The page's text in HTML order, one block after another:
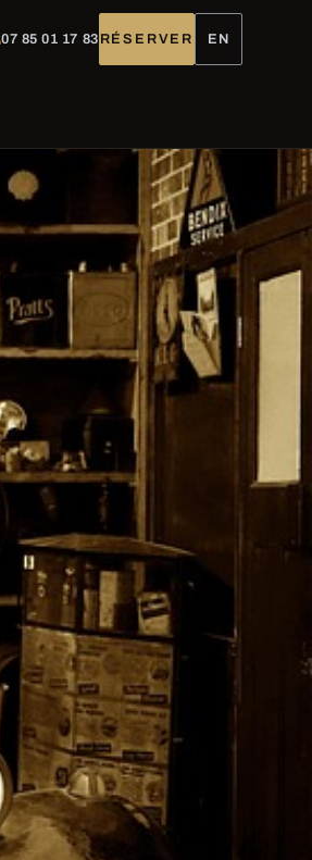
07 85 01 17 83 RÉSERVER EN